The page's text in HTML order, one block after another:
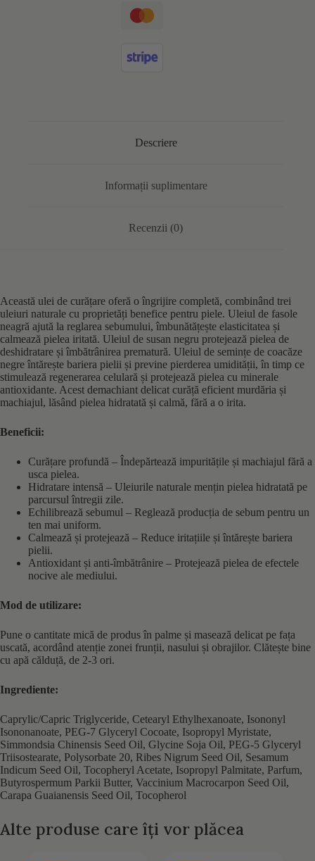
Descriere
Informații suplimentare
Recenzii (0)
Această ulei de curățare oferă o îngrijire completă, combinând trei
uleiuri naturale cu proprietăți benefice pentru piele. Uleiul de fasole
neagră ajută la reglarea sebumului, îmbunătățește elasticitatea și
calmează pielea iritată. Uleiul de susan negru protejează pielea de
deshidratare și îmbătrânirea prematură. Uleiul de semințe de coacăze
negre întărește bariera pielii și previne pierderea umidității, în timp ce
stimulează regenerarea celulară și protejează pielea cu minerale
antioxidante. Acest demachiant delicat curăță eficient murdăria și
machiajul, lăsând pielea hidratată și calmă, fără a o irita.
Beneficii:
Curățare profundă – Îndepărtează impuritățile și machiajul fără a
usca pielea.
Hidratare intensă – Uleiurile naturale mențin pielea hidratată pe
parcursul întregii zile.
Echilibrează sebumul – Reglează producția de sebum pentru un
ten mai uniform.
Calmează și protejează – Reduce iritațiile și întărește bariera
pielii.
Antioxidant și anti-îmbătrânire – Protejează pielea de efectele
nocive ale mediului.
Mod de utilizare:
Pune o cantitate mică de produs în palme și masează delicat pe fața
uscată, acordând atenție zonei frunții, nasului și obrajilor. Clătește bine
cu apă călduță, de 2-3 ori.
Ingrediente:
Caprylic/Capric Triglyceride, Cetearyl Ethylhexanoate, Isononyl
Isononanoate, PEG-7 Glyceryl Cocoate, Isopropyl Myristate,
Simmondsia Chinensis Seed Oil, Glycine Soja Oil, PEG-5 Glyceryl
Triisostearate, Polysorbate 20, Ribes Nigrum Seed Oil, Sesamum
Indicum Seed Oil, Tocopheryl Acetate, Isopropyl Palmitate, Parfum,
Butyrospermum Parkii Butter, Vaccinium Macrocarpon Seed Oil,
Carapa Guaianensis Seed Oil, Tocopherol
Alte produse care îți vor plăcea